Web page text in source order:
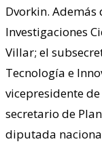
Dvorkin.
Investigaciones
Villar; el
Tecnología e
vicepresidente
secretario de
diputada